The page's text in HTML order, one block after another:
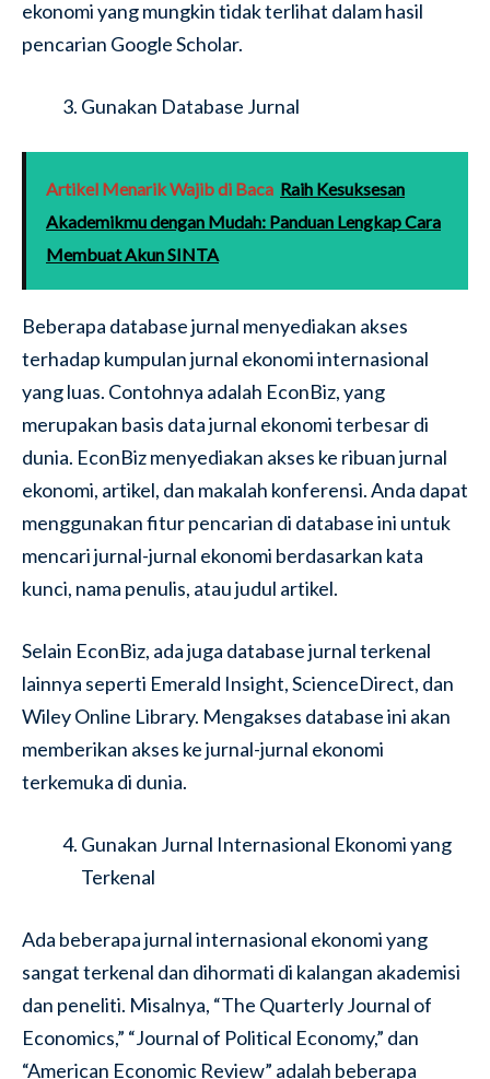
ekonomi yang mungkin tidak terlihat dalam hasil
pencarian Google Scholar.
Gunakan Database Jurnal
Artikel Menarik Wajib di Baca Raih Kesuksesan
Akademikmu dengan Mudah: Panduan Lengkap Cara
Membuat Akun SINTA
Beberapa database jurnal menyediakan akses
terhadap kumpulan jurnal ekonomi internasional
yang luas. Contohnya adalah EconBiz, yang
merupakan basis data jurnal ekonomi terbesar di
dunia. EconBiz menyediakan akses ke ribuan jurnal
ekonomi, artikel, dan makalah konferensi. Anda dapat
menggunakan fitur pencarian di database ini untuk
mencari jurnal-jurnal ekonomi berdasarkan kata
kunci, nama penulis, atau judul artikel.
Selain EconBiz, ada juga database jurnal terkenal
lainnya seperti Emerald Insight, ScienceDirect, dan
Wiley Online Library. Mengakses database ini akan
memberikan akses ke jurnal-jurnal ekonomi
terkemuka di dunia.
Gunakan Jurnal Internasional Ekonomi yang
Terkenal
Ada beberapa jurnal internasional ekonomi yang
sangat terkenal dan dihormati di kalangan akademisi
dan peneliti. Misalnya, “The Quarterly Journal of
Economics,” “Journal of Political Economy,” dan
“American Economic Review” adalah beberapa